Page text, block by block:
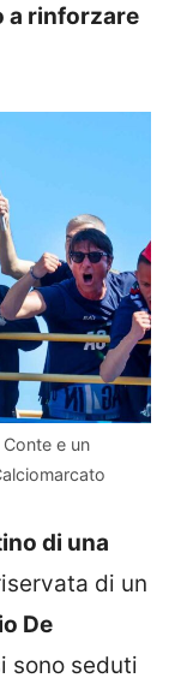
a rinforzare
e un
di una
di un
De
sono seduti